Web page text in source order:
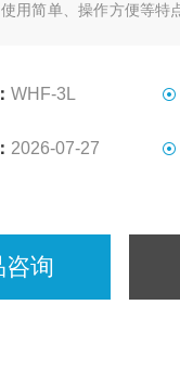
用简单、操作方便等特
WHF-3L
2026-07-27
咨询